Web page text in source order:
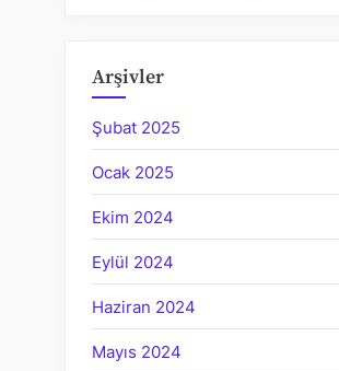
Arşivler
Şubat 2025
Ocak 2025
Ekim 2024
Eylül 2024
Haziran 2024
Mayıs 2024